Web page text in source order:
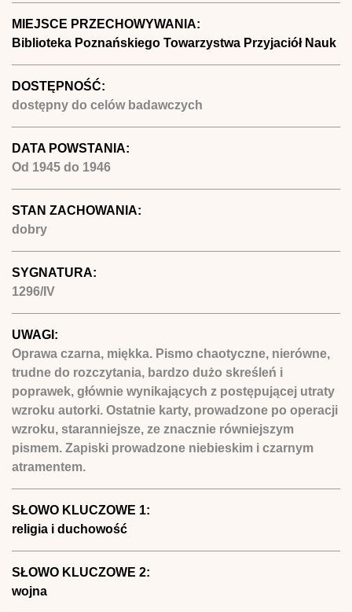
MIEJSCE PRZECHOWYWANIA:
Biblioteka Poznańskiego Towarzystwa Przyjaciół Nauk
DOSTĘPNOŚĆ:
dostępny do celów badawczych
DATA POWSTANIA:
Od 1945 do 1946
STAN ZACHOWANIA:
dobry
SYGNATURA:
1296/IV
UWAGI:
Oprawa czarna, miękka. Pismo chaotyczne, nierówne,
trudne do rozczytania, bardzo dużo skreśleń i
poprawek, głównie wynikających z postępującej utraty
wzroku autorki. Ostatnie karty, prowadzone po operacji
wzroku, staranniejsze, ze znacznie równiejszym
pismem. Zapiski prowadzone niebieskim i czarnym
atramentem.
SŁOWO KLUCZOWE 1:
religia i duchowość
SŁOWO KLUCZOWE 2:
wojna